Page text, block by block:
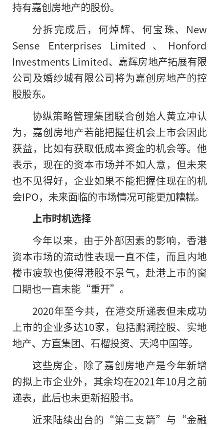
持有嘉创房地产的股份。
分拆完成后，何焯辉、何宝珠、New
Sense Enterprises Limited、Honford
Investments Limited、嘉辉房地产拓展有限
公司及婚纱城有限公司将为嘉创房地产的控
股股东。
协纵策略管理集团联合创始人黄立冲认
为，嘉创房地产若能把握住机会上市会因此
获益，比如有获取低成本资金的机会等。他
表示，现在的资本市场并不如人意，但未来
也不见得好，企业如果不能把握住现在的机
会IPO，未来面临的市场情况可能更加糟糕。
上市时机选择
今年以来，由于外部因素的影响，香港
资本市场的流动性表现一直不佳，而且内地
楼市疲软也使得港股不景气，赴港上市的窗
口期也一直未能“重开”。
2020年至今共，在港交所递表但未成功
上市的企业多达10家，包括鹏润控股、实地
地产、方直集团、石榴投资、天鸿中国等。
这些房企，除了嘉创房地产是今年新增
的拟上市企业外，其余均在2021年10月之前
递表，此后也未更新招股书。
近来陆续出台的“第二支箭”与“金融